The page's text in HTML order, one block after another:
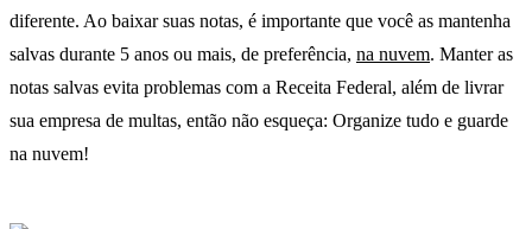
diferente. Ao baixar suas notas, é importante que você as mantenha
salvas durante 5 anos ou mais, de preferência, na nuvem. Manter as
notas salvas evita problemas com a Receita Federal, além de livrar
sua empresa de multas, então não esqueça: Organize tudo e guarde
na nuvem!